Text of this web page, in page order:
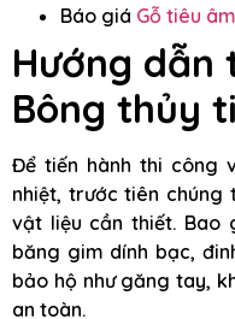
Báo giá Gỗ tiêu âm
Hướng dẫn
Bông thủy
Để tiến hành thi công
nhiệt, trước tiên chúng
vật liệu cần thiết. Bao
băng gim dính bạc,
bảo hộ như găng tay,
an toàn.